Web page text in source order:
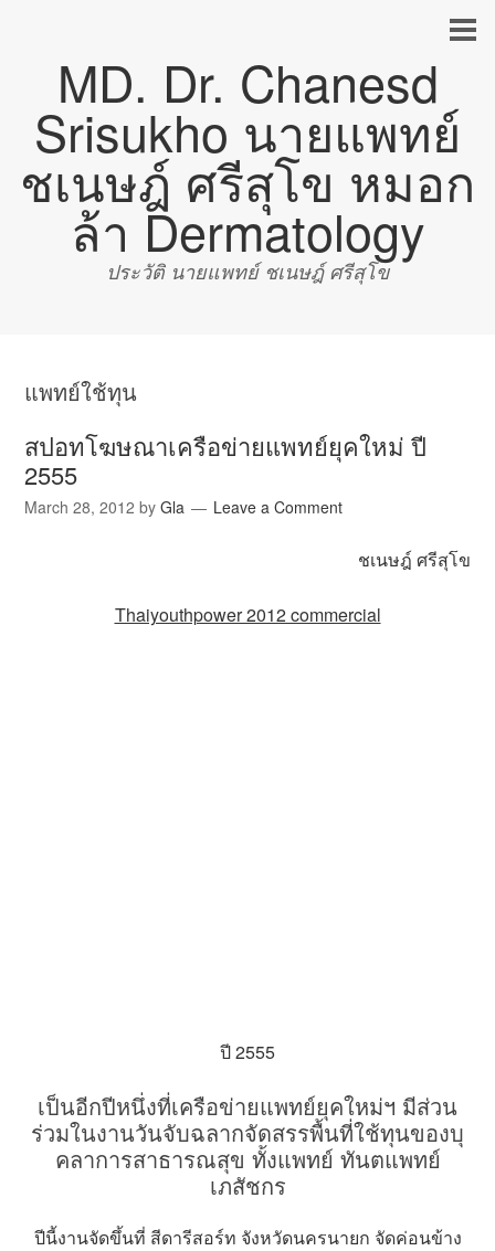
MD. Dr. Chanesd
Srisukho นายแพทย์
ชเนษฎ์ ศรีสุโข หมอก
ล้า Dermatology
ประวัติ นายแพทย์ ชเนษฎ์ ศรีสุโข
แพทย์ใช้ทุน
สปอทโฆษณาเครือข่ายแพทย์ยุคใหม่ ปี
2555
March 28, 2012 byGla Leave a Comment
ชเนษฎ์ ศรีสุโข
Thaiyouthpower 2012 commercial
ปี 2555
เป็นอีกปีหนึ่งที่เครือข่ายแพทย์ยุคใหม่ฯ มีส่วน
ร่วมในงานวันจับฉลากจัดสรรพื้นที่ใช้ทุนของบุ
คลาการสาธารณสุข ทั้งแพทย์ ทันตแพทย์
เภสัชกร
ปีนี้งานจัดขึ้นที่ สีดารีสอร์ท จังหวัดนครนายก จัดค่อนข้าง